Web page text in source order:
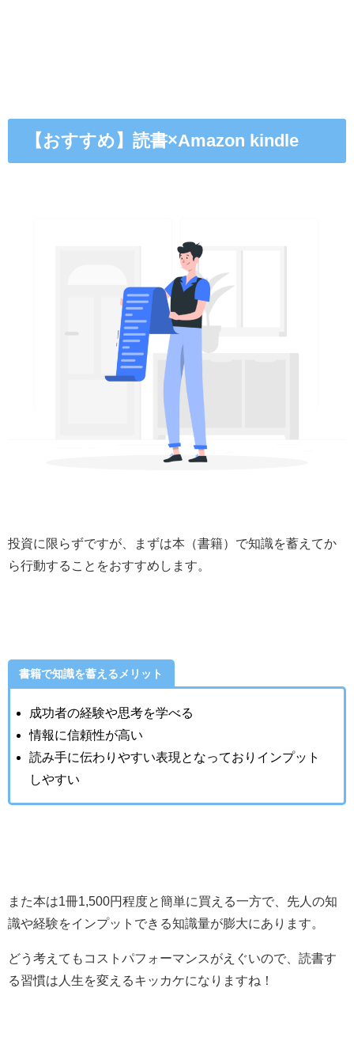
【おすすめ】読書×Amazon kindle
投資に限らずですが、まずは本（書籍）で知識を蓄えてか
ら行動することをおすすめします。
書籍で知識を蓄えるメリット
成功者の経験や思考を学べる
情報に信頼性が高い
読み手に伝わりやすい表現となっておりインプット
しやすい
また本は1冊1,500円程度と簡単に買える一方で、先人の知
識や経験をインプットできる知識量が膨大にあります。
どう考えてもコストパフォーマンスがえぐいので、読書す
る習慣は人生を変えるキッカケになりますね！